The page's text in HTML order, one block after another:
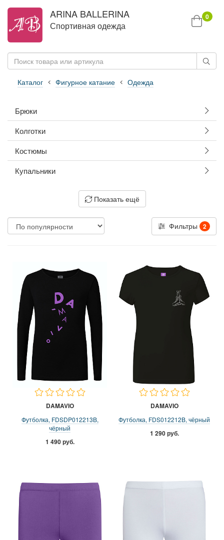
ARINA BALLERINA
Спортивная одежда
0
Каталог Фигурное катание Одежда
Брюки
Колготки
Костюмы
Купальники
Показать ещё
Фильтры 2
DAMAVIO
Футболка, FDSDP012213B,
чёрный
1 490 руб.
DAMAVIO
Футболка, FDS012212B, чёрный
1 290 руб.